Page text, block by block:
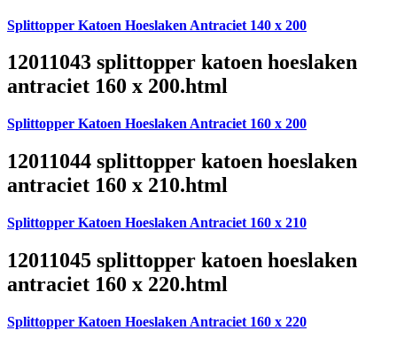
Splittopper Katoen Hoeslaken Antraciet 140 x 200
12011043 splittopper katoen hoeslaken
antraciet 160 x 200.html
Splittopper Katoen Hoeslaken Antraciet 160 x 200
12011044 splittopper katoen hoeslaken
antraciet 160 x 210.html
Splittopper Katoen Hoeslaken Antraciet 160 x 210
12011045 splittopper katoen hoeslaken
antraciet 160 x 220.html
Splittopper Katoen Hoeslaken Antraciet 160 x 220